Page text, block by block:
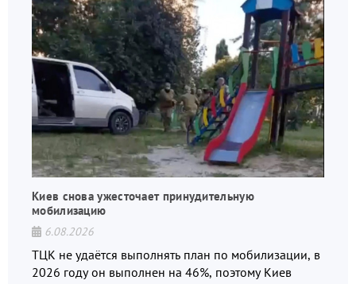
Киев снова ужесточает принудительную
мобилизацию
6.08.2026
ТЦК не удаётся выполнять план по мобилизации, в
2026 году он выполнен на 46%, поэтому Киев